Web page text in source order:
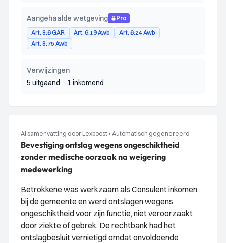
Aangehaalde wetgeving
Pro
Art. 8:6 GAR
Art. 6:19 Awb
Art. 6:24 Awb
Art. 8:75 Awb
Verwijzingen
5 uitgaand · 1 inkomend
AI samenvatting door Lexboost • Automatisch gegenereerd
Bevestiging ontslag wegens ongeschiktheid
zonder medische oorzaak na weigering
medewerking
Betrokkene was werkzaam als Consulent inkomen
bij de gemeente en werd ontslagen wegens
ongeschiktheid voor zijn functie, niet veroorzaakt
door ziekte of gebrek. De rechtbank had het
ontslagbesluit vernietigd omdat onvoldoende